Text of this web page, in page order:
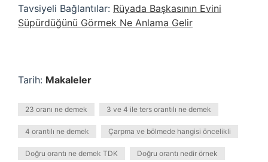
Tavsiyeli Bağlantılar: Rüyada Başkasının Evini
Süpürdüğünü Görmek Ne Anlama Gelir
Tarih: Makaleler
23 oranı ne demek 3 ve 4 ile ters orantılı ne demek
4 orantılı ne demek Çarpma ve bölmede hangisi öncelikli
Doğru orantı ne demek TDK Doğru orantı nedir örnek